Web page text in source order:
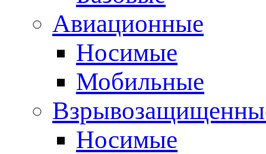
Авиационные
Носимые
Мобильные
Носимые